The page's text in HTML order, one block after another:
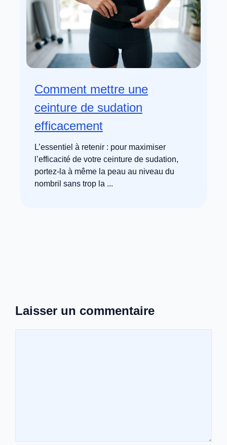
Comment mettre une
ceinture de sudation
efficacement
L’essentiel à retenir : pour maximiser
l’efficacité de votre ceinture de sudation,
portez-la à même la peau au niveau du
nombril sans trop la ...
Laisser un commentaire